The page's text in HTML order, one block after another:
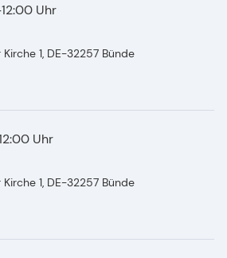
Uhr
Kirche 1, DE-32257 Bünde
Uhr
Kirche 1, DE-32257 Bünde